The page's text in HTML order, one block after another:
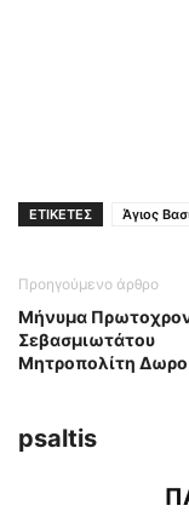
ΕΤΙΚΕΤΕΣ Άγιος
Προηγούμενο άρθρο
Μήνυμα
Σεβασμιωτάτου
Μητροπολίτη
psaltis